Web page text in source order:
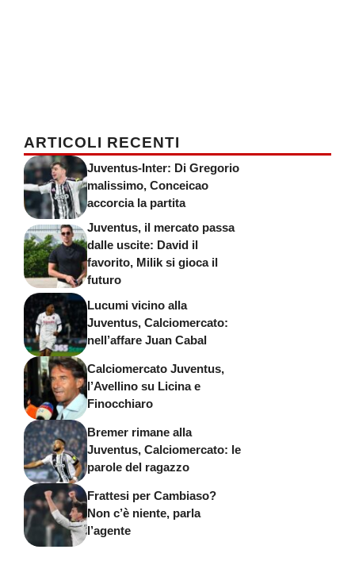
ARTICOLI RECENTI
Juventus-Inter: Di Gregorio
malissimo, Conceicao
accorcia la partita
Juventus, il mercato passa
dalle uscite: David il
favorito, Milik si gioca il
futuro
Lucumi vicino alla
Juventus, Calciomercato:
nell’affare Juan Cabal
Calciomercato Juventus,
l’Avellino su Licina e
Finocchiaro
Bremer rimane alla
Juventus, Calciomercato: le
parole del ragazzo
Frattesi per Cambiaso?
Non c’è niente, parla
l’agente